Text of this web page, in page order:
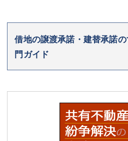
借地の譲渡承諾・建替承諾
門ガイド